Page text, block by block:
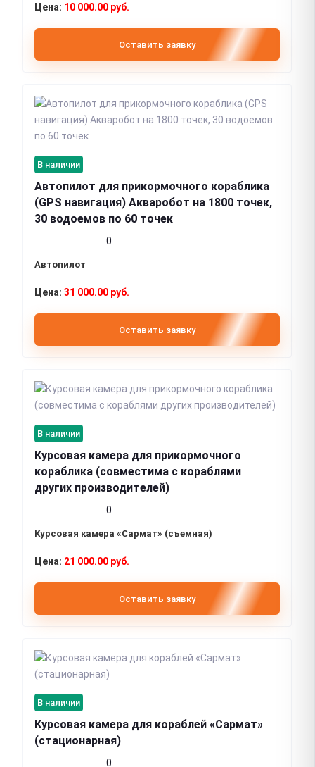
10 000.00 руб.
Оставить заявку
В наличии
Автопилот для прикормочного кораблика
(GPS навигация) Акваробот на 1800 точек,
30 водоемов по 60 точек
0
Автопилот
31 000.00 руб.
Оставить заявку
В наличии
Курсовая камера для прикормочного
кораблика (совместима с кораблями
других производителей)
0
Курсовая камера «Сармат» (съемная)
21 000.00 руб.
Оставить заявку
В наличии
Курсовая камера для кораблей «Сармат»
(стационарная)
0